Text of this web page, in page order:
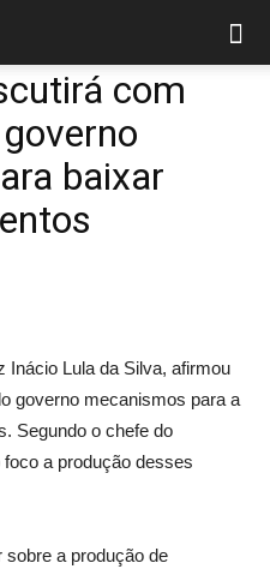
com
baixar
Inácio Lula da Silva, afirmou
governo mecanismos para a
Segundo o chefe do
a produção desses
a produção de